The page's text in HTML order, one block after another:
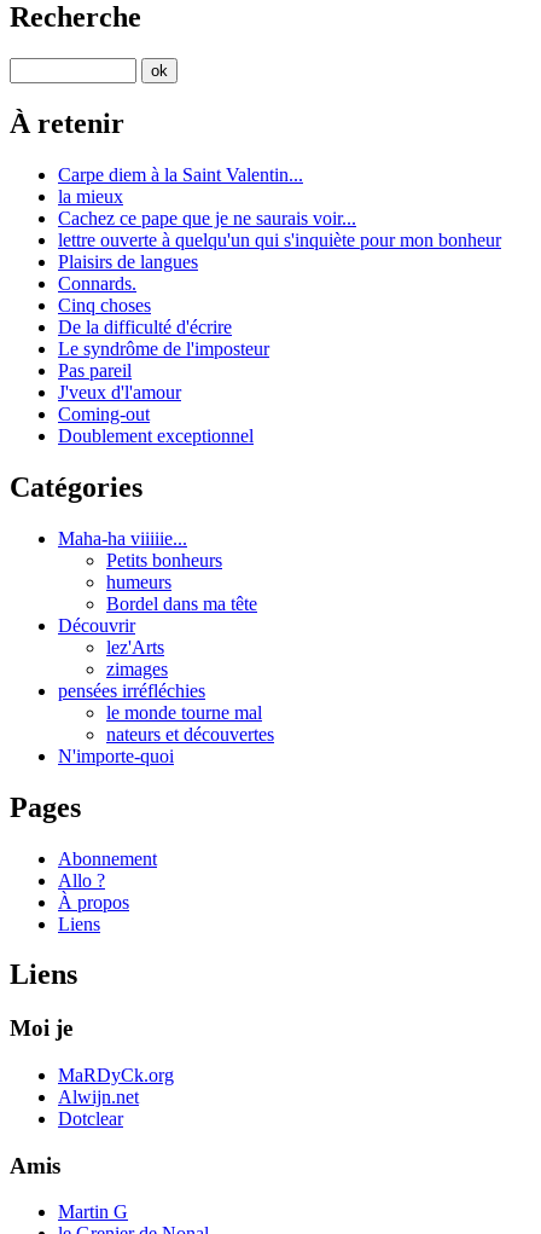
Recherche
À retenir
Carpe diem à la Saint Valentin...
la mieux
Cachez ce pape que je ne saurais voir...
lettre ouverte à quelqu'un qui s'inquiète pour mon bonheur
Plaisirs de langues
Connards.
Cinq choses
De la difficulté d'écrire
Le syndrôme de l'imposteur
Pas pareil
J'veux d'l'amour
Coming-out
Doublement exceptionnel
Catégories
Maha-ha viiiiie...
Petits bonheurs
humeurs
Bordel dans ma tête
Découvrir
lez'Arts
zimages
pensées irréfléchies
le monde tourne mal
nateurs et découvertes
N'importe-quoi
Pages
Abonnement
Allo ?
À propos
Liens
Liens
Moi je
MaRDyCk.org
Alwijn.net
Dotclear
Amis
Martin G